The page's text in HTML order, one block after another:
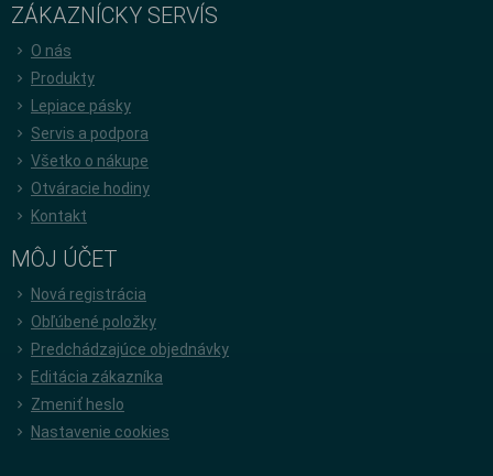
ZÁKAZNÍCKY SERVÍS
O nás
Produkty
Lepiace pásky
Servis a podpora
Všetko o nákupe
Otváracie hodiny
Kontakt
MÔJ ÚČET
Nová registrácia
Obľúbené položky
Predchádzajúce objednávky
Editácia zákazníka
Zmeniť heslo
Nastavenie cookies